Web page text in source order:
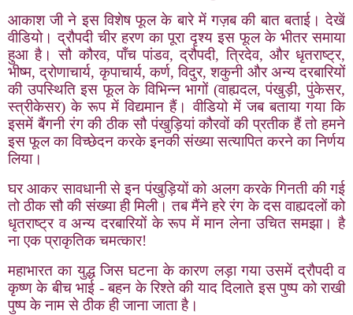
आकाश जी ने इस विशेष फूल के बारे में गज़ब की बात बताई। देखें
वीडियो। द्रौपदी चीर हरण का पूरा दृश्य इस फूल के भीतर समाया
हुआ है। सौ कौरव,पाँच पांडव,द्रौपदी,त्रिदेव, और धृतराष्ट्र,
भीष्म,द्रोणाचार्य,कृपाचार्य,कर्ण,विदुर,शकुनी और अन्य दरबारियों
की उपस्थिति इस फूल के विभिन्न भागों (वाह्यदल,पंखुड़ी,पुंकेसर,
स्त्रीकेसर) के रूप में विद्यमान हैं। वीडियो में जब बताया गया कि
इसमें बैंगनी रंग की ठीक सौ पंखुड़ियां कौरवों की प्रतीक हैं तो हमने
इस फूल का विच्छेदन करके इनकी संख्या सत्यापित करने का निर्णय
लिया।
घर आकर सावधानी से इन पंखुड़ियों को अलग करके गिनती की गई
तो ठीक सौ की संख्या ही मिली। तब मैंने हरे रंग के दस वाह्यदलों को
धृतराष्ट्र व अन्य दरबारियों के रूप में मान लेना उचित समझा। है
ना एक प्राकृतिक चमत्कार!
महाभारत का युद्ध जिस घटना के कारण लड़ा गया उसमें द्रौपदी व
कृष्ण के बीच भाई - बहन के रिश्ते की याद दिलाते इस पुष्प को राखी
पुष्प के नाम से ठीक ही जाना जाता है।